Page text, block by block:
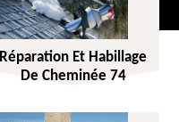
Réparation Et Habillage
De Cheminée 74